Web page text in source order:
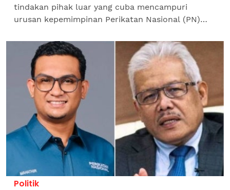
tindakan pihak luar yang cuba mencampuri
urusan kepemimpinan Perikatan Nasional (PN)
Bersatu Malaysia...
Politik